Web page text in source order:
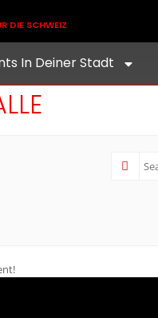
DIE SCHWEIZ
In Deiner Stadt